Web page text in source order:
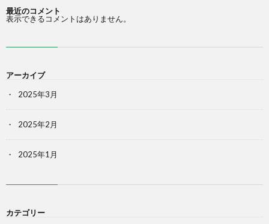
最近のコメント
表示できるコメントはありません。
アーカイブ
2025年3月
2025年2月
2025年1月
カテゴリー